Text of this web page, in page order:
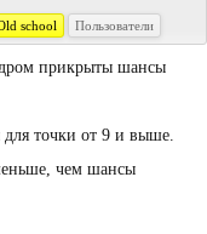
school Пользователи
прикрыты шансы
для точки от 9 и выше.
чем шансы